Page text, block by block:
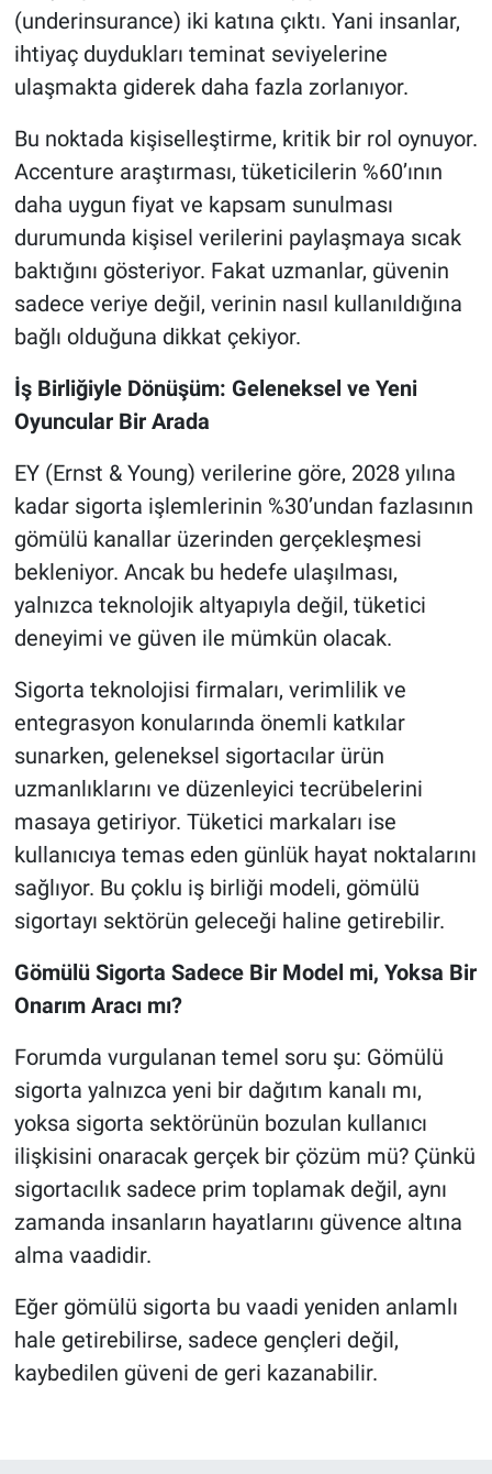
(underinsurance) iki katına çıktı. Yani insanlar,
ihtiyaç duydukları teminat seviyelerine
ulaşmakta giderek daha fazla zorlanıyor.
Bu noktada kişiselleştirme, kritik bir rol oynuyor.
Accenture araştırması, tüketicilerin %60’ının
daha uygun fiyat ve kapsam sunulması
durumunda kişisel verilerini paylaşmaya sıcak
baktığını gösteriyor. Fakat uzmanlar, güvenin
sadece veriye değil, verinin nasıl kullanıldığına
bağlı olduğuna dikkat çekiyor.
İş Birliğiyle Dönüşüm: Geleneksel ve Yeni
Oyuncular Bir Arada
EY (Ernst & Young) verilerine göre, 2028 yılına
kadar sigorta işlemlerinin %30’undan fazlasının
gömülü kanallar üzerinden gerçekleşmesi
bekleniyor. Ancak bu hedefe ulaşılması,
yalnızca teknolojik altyapıyla değil, tüketici
deneyimi ve güven ile mümkün olacak.
Sigorta teknolojisi firmaları, verimlilik ve
entegrasyon konularında önemli katkılar
sunarken, geleneksel sigortacılar ürün
uzmanlıklarını ve düzenleyici tecrübelerini
masaya getiriyor. Tüketici markaları ise
kullanıcıya temas eden günlük hayat noktalarını
sağlıyor. Bu çoklu iş birliği modeli, gömülü
sigortayı sektörün geleceği haline getirebilir.
Gömülü Sigorta Sadece Bir Model mi, Yoksa Bir
Onarım Aracı mı?
Forumda vurgulanan temel soru şu: Gömülü
sigorta yalnızca yeni bir dağıtım kanalı mı,
yoksa sigorta sektörünün bozulan kullanıcı
ilişkisini onaracak gerçek bir çözüm mü? Çünkü
sigortacılık sadece prim toplamak değil, aynı
zamanda insanların hayatlarını güvence altına
alma vaadidir.
Eğer gömülü sigorta bu vaadi yeniden anlamlı
hale getirebilirse, sadece gençleri değil,
kaybedilen güveni de geri kazanabilir.